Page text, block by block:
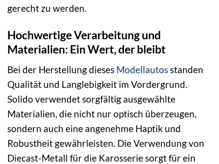
gerecht zu werden.
Hochwertige Verarbeitung und
Materialien: Ein Wert, der bleibt
Bei der Herstellung dieses Modellautos standen
Qualität und Langlebigkeit im Vordergrund.
Solido verwendet sorgfältig ausgewählte
Materialien, die nicht nur optisch überzeugen,
sondern auch eine angenehme Haptik und
Robustheit gewährleisten. Die Verwendung von
Diecast-Metall für die Karosserie sorgt für ein